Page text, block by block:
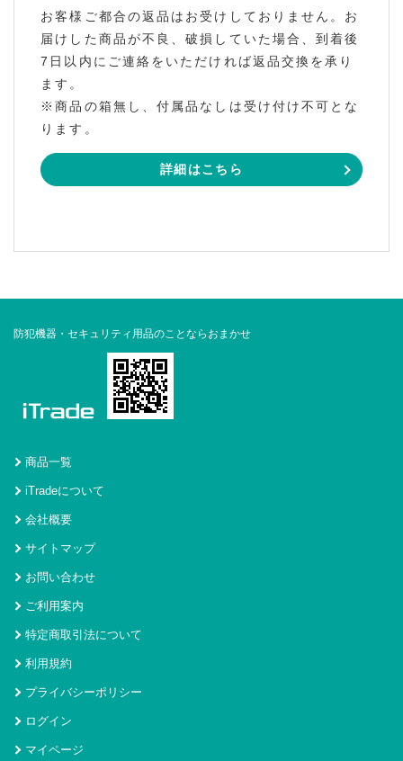
お客様ご都合の返品はお受けしておりません。お
届けした商品が不良、破損していた場合、到着後
7日以内にご連絡をいただければ返品交換を承り
ます。
※商品の箱無し、付属品なしは受け付け不可とな
ります。
詳細はこちら
防犯機器・セキュリティ用品のことならおまかせ
商品一覧
iTradeについて
会社概要
サイトマップ
お問い合わせ
ご利用案内
特定商取引法について
利用規約
プライバシーポリシー
ログイン
マイページ